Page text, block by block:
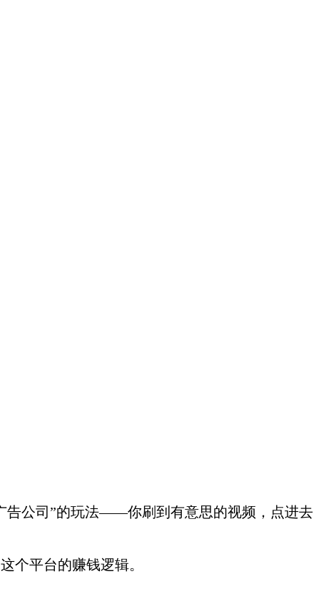
告公司”的玩法——你刷到有意思的视频，点进去
个平台的赚钱逻辑。